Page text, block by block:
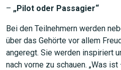
– „Pilot oder Passagier“
Bei den Teilnehmern werden
über das Gehörte vor allem
angeregt. Sie werden inspiriert
nach vorne zu schauen. „Was